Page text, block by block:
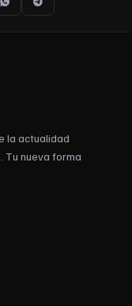
la actualidad
Tu nueva forma